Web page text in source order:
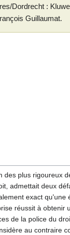
Dordrecht :
Guillaumat.
des plus rigoureux
admettait deux
exact qu'une
réussit à obtenir
de la police du
au contraire